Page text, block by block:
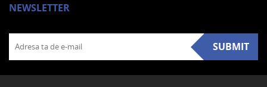
NEWSLETTER
SUBMIT